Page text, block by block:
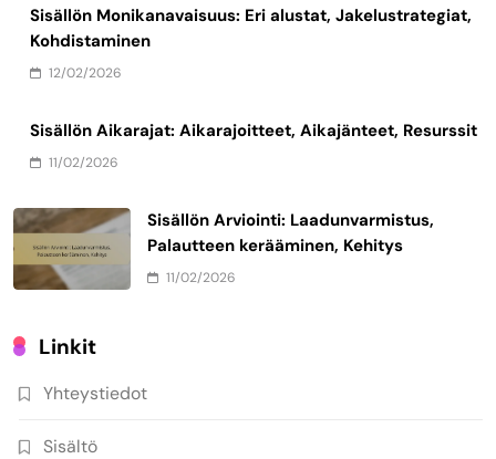
Sisällön Monikanavaisuus: Eri alustat, Jakelustrategiat,
Kohdistaminen
12/02/2026
Sisällön Aikarajat: Aikarajoitteet, Aikajänteet, Resurssit
11/02/2026
Sisällön Arviointi: Laadunvarmistus,
Palautteen kerääminen, Kehitys
11/02/2026
Linkit
Yhteystiedot
Sisältö